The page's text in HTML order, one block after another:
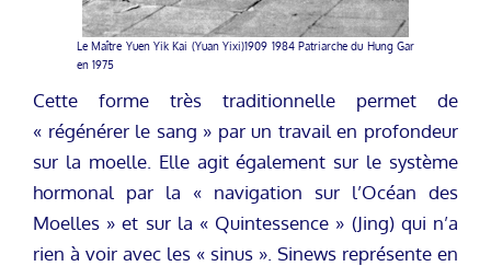
Le Maître Yuen Yik Kai (Yuan Yixi)1909 1984 Patriarche du Hung Gar
en 1975
Cette forme très traditionnelle permet de
« régénérer le sang » par un travail en profondeur
sur la moelle. Elle agit également sur le système
hormonal par la « navigation sur l’Océan des
Moelles » et sur la « Quintessence » (Jing) qui n’a
rien à voir avec les « sinus ». Sinews représente en